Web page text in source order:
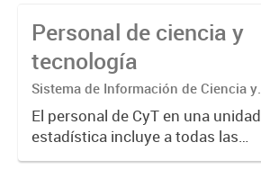
Personal de ciencia y
tecnología
Sistema de Información de Ciencia y
Tecnología Argentino (SICYTAR)
El personal de CyT en una unidad
estadística incluye a todas las
personas involucradas